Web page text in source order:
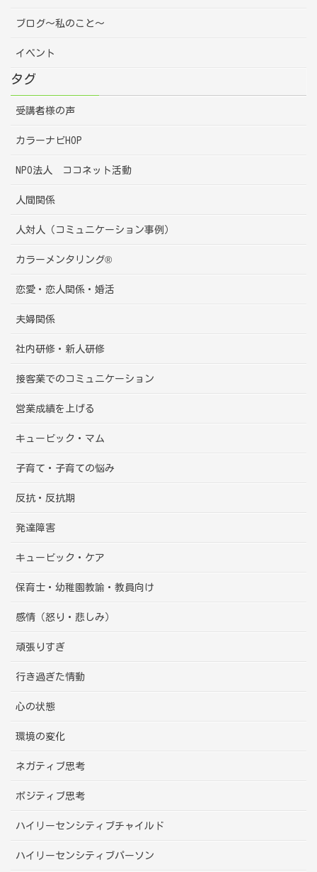
ブログ～私のこと～
イベント
タグ
受講者様の声
カラーナビHOP
NPO法人 ココネット活動
人間関係
人対人（コミュニケーション事例）
カラーメンタリング®
恋愛・恋人関係・婚活
夫婦関係
社内研修・新人研修
接客業でのコミュニケーション
営業成績を上げる
キュービック・マム
子育て・子育ての悩み
反抗・反抗期
発達障害
キュービック・ケア
保育士・幼稚園教諭・教員向け
感情（怒り・悲しみ）
頑張りすぎ
行き過ぎた情動
心の状態
環境の変化
ネガティブ思考
ポジティブ思考
ハイリーセンシティブチャイルド
ハイリーセンシティブパーソン